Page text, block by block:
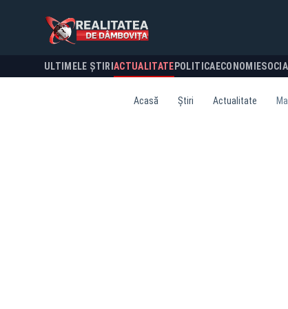
ULTIMELE ȘTIRI ACTUALITATE POLITICA ECONOMIE
Acasă Știri Actualitate